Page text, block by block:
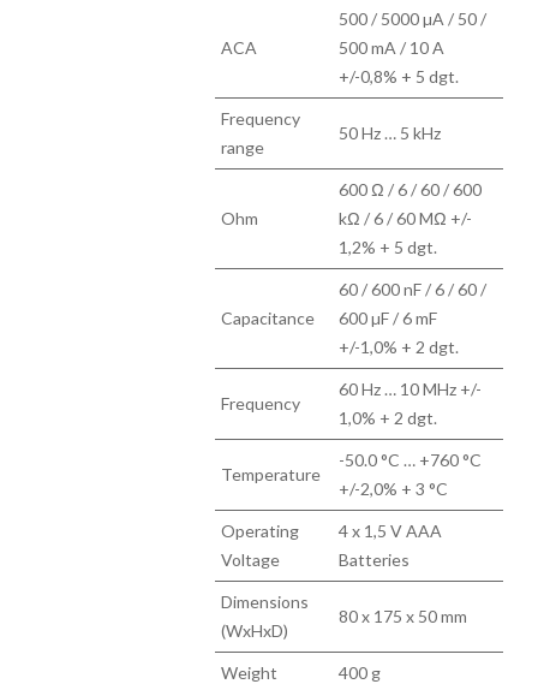
ACA
500 / 5000 µA / 50 /
500 mA / 10 A
+/-0,8% + 5 dgt.
Frequency
range
50 Hz … 5 kHz
Ohm
600 Ω / 6 / 60 / 600
kΩ / 6 / 60 MΩ +/-
1,2% + 5 dgt.
Capacitance
60 / 600 nF / 6 / 60 /
600 µF / 6 mF
+/-1,0% + 2 dgt.
Frequency
60 Hz … 10 MHz +/-
1,0% + 2 dgt.
Temperature
-50.0 °C … +760 °C
+/-2,0% + 3 °C
Operating
Voltage
4 x 1,5 V AAA
Batteries
Dimensions
(WxHxD)
80 x 175 x 50 mm
Weight 400 g